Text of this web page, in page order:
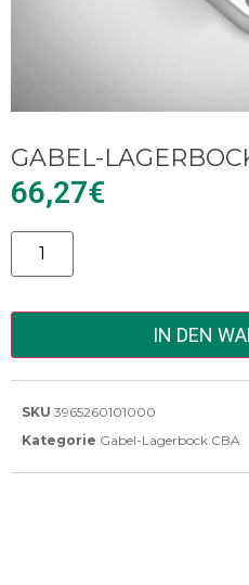
GABEL-
66,27€
Alternative:
IN DEN
SKU 3965260101000
Kategorie Gabel-Lagerbock CBA